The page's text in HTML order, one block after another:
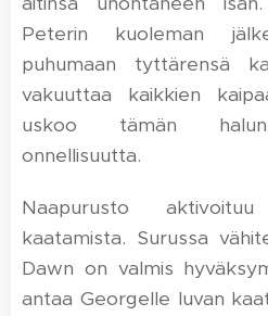
Peterin kuoleman
puhumaan tyttärensä
vakuuttaa kaikkien
uskoo tämän
onnellisuutta.
Naapurusto
kaatamista. Surussa
Dawn on valmis
antaa Georgelle luvan